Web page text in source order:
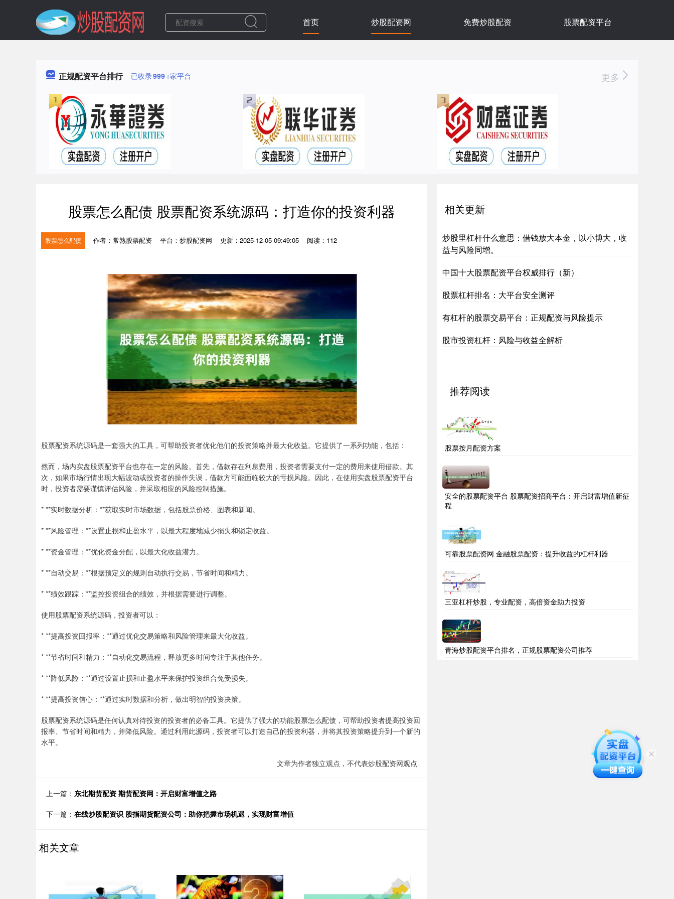
首页 炒股配资网 免费炒股配资 股票配资平台
正规配资平台排行 已收录999+家平台 更多
股票怎么配债 股票配资系统源码：打造你的投资利器
股票怎么配债 作者：常熟股票配资 平台：炒股配资网 更新：2025-12-05 09:49:05 阅读：112
股票配资系统源码是一套强大的工具，可帮助投资者优化他们的投资策略并最大化收益。它提供了一系列功能，包括：
然而，场内实盘股票配资平台也存在一定的风险。首先，借款存在利息费用，投资者需要支付一定的费用来使用借款。其
次，如果市场行情出现大幅波动或投资者的操作失误，借款方可能面临较大的亏损风险。因此，在使用实盘股票配资平台
时，投资者需要谨慎评估风险，并采取相应的风险控制措施。
* **实时数据分析：**获取实时市场数据，包括股票价格、图表和新闻。
* **风险管理：**设置止损和止盈水平，以最大程度地减少损失和锁定收益。
* **资金管理：**优化资金分配，以最大化收益潜力。
* **自动交易：**根据预定义的规则自动执行交易，节省时间和精力。
* **绩效跟踪：**监控投资组合的绩效，并根据需要进行调整。
使用股票配资系统源码，投资者可以：
* **提高投资回报率：**通过优化交易策略和风险管理来最大化收益。
* **节省时间和精力：**自动化交易流程，释放更多时间专注于其他任务。
* **降低风险：**通过设置止损和止盈水平来保护投资组合免受损失。
* **提高投资信心：**通过实时数据和分析，做出明智的投资决策。
股票配资系统源码是任何认真对待投资的投资者的必备工具。它提供了强大的功能股票怎么配债，可帮助投资者提高投资回
报率、节省时间和精力，并降低风险。通过利用此源码，投资者可以打造自己的投资利器，并将其投资策略提升到一个新的
水平。
文章为作者独立观点，不代表炒股配资网观点
上一篇： 东北期货配资 期货配资网：开启财富增值之路
下一篇： 在线炒股配资识 股指期货配资公司：助你把握市场机遇，实现财富增值
相关文章
相关更新
炒股里杠杆什么意思：借钱放大本金，以小博大，收
益与风险同增。
中国十大股票配资平台权威排行（新）
股票杠杆排名：大平台安全测评
有杠杆的股票交易平台：正规配资与风险提示
股市投资杠杆：风险与收益全解析
推荐阅读
股票按月配资方案
安全的股票配资平台 股票配资招商平台：开启财富增值新征
程
可靠股票配资网 金融股票配资：提升收益的杠杆利器
三亚杠杆炒股，专业配资，高倍资金助力投资
青海炒股配资平台排名，正规股票配资公司推荐